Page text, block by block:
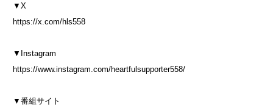
▼X
⁠⁠⁠⁠⁠⁠⁠⁠⁠⁠⁠https://x.com/hls558⁠⁠⁠⁠⁠⁠⁠⁠⁠⁠⁠
▼Instagram
⁠⁠⁠⁠⁠⁠⁠⁠⁠⁠⁠https://www.instagram.com/heartfulsupporter558/⁠⁠⁠⁠⁠⁠⁠⁠⁠⁠⁠
▼番組サイト